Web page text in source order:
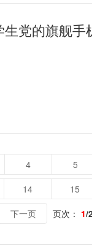
生党的旗舰
4 5
14 15
下一页 页次： 1/